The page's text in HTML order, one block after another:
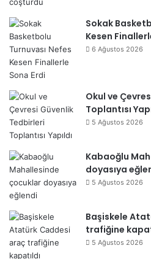
Sokak
Kesen
6 Ağustos 2026
Okul ve
Toplantısı
5 Ağustos 2026
Kabaoğlu
doyasıya
5 Ağustos 2026
Başiskele
trafiğine
5 Ağustos 2026